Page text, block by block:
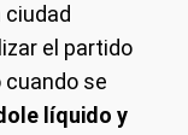
ciudad
el partido
se
líquido y